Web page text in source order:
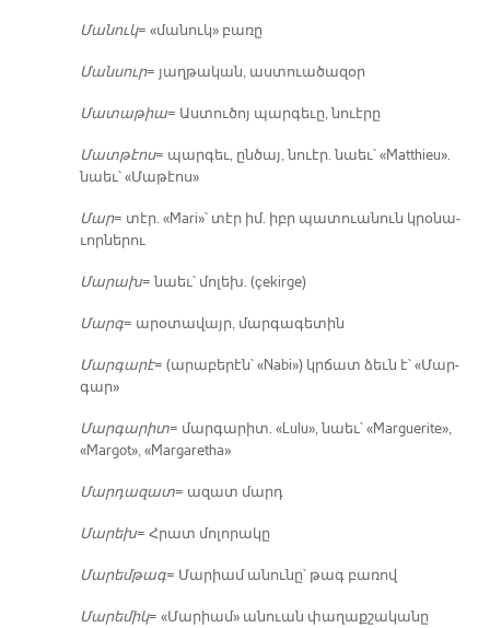
Մա­նուկ= «մա­նուկ» բա­ռը
Ման­սուր= յաղ­թա­կան, աս­տուա­ծա­զօր
Մա­տա­թիա= Աս­տու­ծոյ պար­գե­ւը, նուէ­րը
Մատ­թէոս= պար­գեւ, ըն­ծայ, նուէր. նաեւ՝ «Matthieu».
նաեւ՝ «Մա­թէոս»
Մար= տէր. «Mari»՝ տէր իմ. իբր պա­տուա­նուն կրօ­նա­
ւոր­նե­րու
Մա­րախ= նաեւ՝ մո­լեխ. (çekirge)
Մարգ= ա­րօ­տա­վայր, մար­գա­գե­տին
Մար­գա­րէ= (ա­րա­բե­րէն՝ «Nabi») կրճատ ձեւն է՝ «Մար­
գար»
Մար­գա­րիտ= մար­գա­րիտ. «Lulu», նաեւ՝ «Marguerite»,
«Margot», «Margaretha»
Մար­դա­զատ= ա­զատ մարդ
Մա­րեխ= Հրատ մո­լո­րա­կը
Մա­րեմ­թագ= Մա­րիամ ա­նու­նը՝ թագ բա­ռով
Մա­րե­միկ= «Մա­րիամ» ա­նուան փա­ղաք­շա­կա­նը